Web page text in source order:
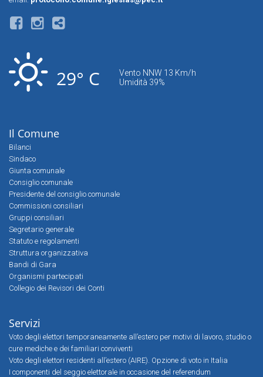
29° C
Vento NNW 13 Km/h
Umidità 39%
Il Comune
Bilanci
Sindaco
Giunta comunale
Consiglio comunale
Presidente del consiglio comunale
Commissioni consiliari
Gruppi consiliari
Segretario generale
Statuto e regolamenti
Struttura organizzativa
Bandi di Gara
Organismi partecipati
Collegio dei Revisori dei Conti
Servizi
Voto degli elettori temporaneamente all’estero per motivi di lavoro, studio o
cure mediche e dei familiari conviventi
Voto degli elettori residenti all’estero (AIRE). Opzione di voto in Italia
I componenti del seggio elettorale in occasione del referendum